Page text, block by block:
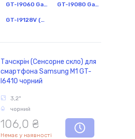
GT-I9060 Galaxy Grand GT-I9080 Galaxy Grand
GT-I9128V (Baffin)
Тачскрін (Сенсорне скло) для
смартфона Samsung M1 GT-
I6410 чорний
3,2"
чорний
106,0 ₴
Немає у наявності